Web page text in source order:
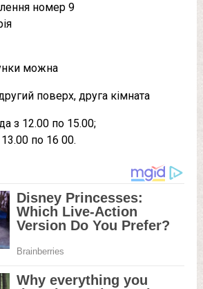
номер 9
можна
поверх, друга кімната
з 12.00 по 15.00;
13.00 по 16 00.